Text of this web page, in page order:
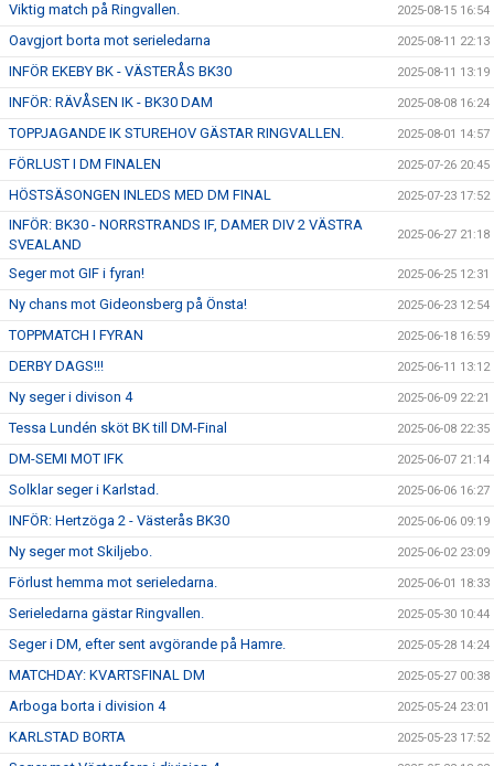
Viktig match på Ringvallen. 2025-08-15 16:54
Oavgjort borta mot serieledarna 2025-08-11 22:13
INFÖR EKEBY BK - VÄSTERÅS BK30 2025-08-11 13:19
INFÖR: RÄVÅSEN IK - BK30 DAM 2025-08-08 16:24
TOPPJAGANDE IK STUREHOV GÄSTAR RINGVALLEN. 2025-08-01 14:57
FÖRLUST I DM FINALEN 2025-07-26 20:45
HÖSTSÄSONGEN INLEDS MED DM FINAL 2025-07-23 17:52
INFÖR: BK30 - NORRSTRANDS IF, DAMER DIV 2 VÄSTRA
SVEALAND
2025-06-27 21:18
Seger mot GIF i fyran! 2025-06-25 12:31
Ny chans mot Gideonsberg på Önsta! 2025-06-23 12:54
TOPPMATCH I FYRAN 2025-06-18 16:59
DERBY DAGS!!! 2025-06-11 13:12
Ny seger i divison 4 2025-06-09 22:21
Tessa Lundén sköt BK till DM-Final 2025-06-08 22:35
DM-SEMI MOT IFK 2025-06-07 21:14
Solklar seger i Karlstad. 2025-06-06 16:27
INFÖR: Hertzöga 2 - Västerås BK30 2025-06-06 09:19
Ny seger mot Skiljebo. 2025-06-02 23:09
Förlust hemma mot serieledarna. 2025-06-01 18:33
Serieledarna gästar Ringvallen. 2025-05-30 10:44
Seger i DM, efter sent avgörande på Hamre. 2025-05-28 14:24
MATCHDAY: KVARTSFINAL DM 2025-05-27 00:38
Arboga borta i division 4 2025-05-24 23:01
KARLSTAD BORTA 2025-05-23 17:52